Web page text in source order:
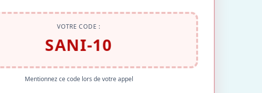
VOTRE CODE :
SANI-10
Mentionnez ce code lors de votre appel